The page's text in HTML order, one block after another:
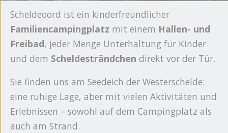
Scheldeoord ist ein kinderfreundlicher
Familiencampingplatz mit einem Hallen- und
Freibad, jeder Menge Unterhaltung für Kinder
und dem Scheldesträndchen direkt vor der Tür.
Sie finden uns am Seedeich der Westerschelde:
eine ruhige Lage, aber mit vielen Aktivitäten und
Erlebnissen – sowohl auf dem Campingplatz als
auch am Strand.